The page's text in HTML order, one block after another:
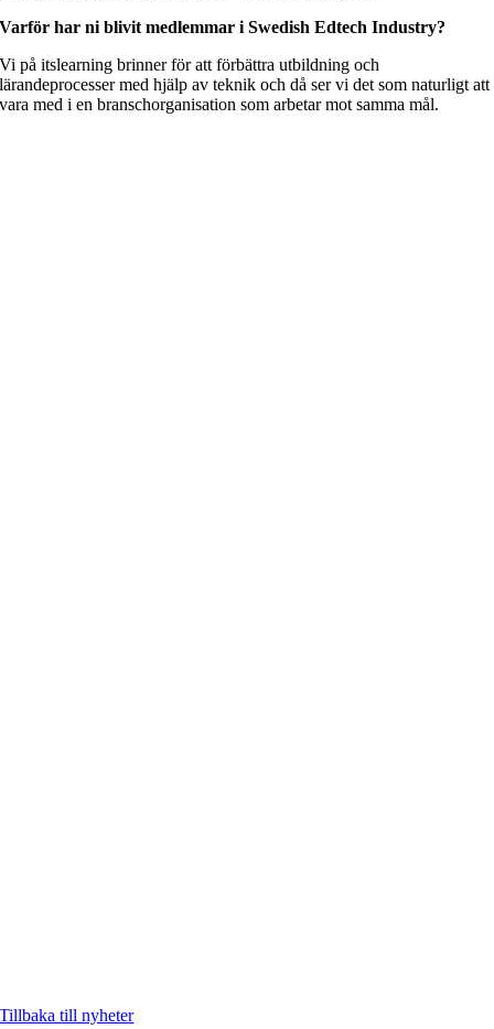
Varför har ni blivit medlemmar i Swedish Edtech Industry?
Vi på itslearning brinner för att förbättra utbildning och
lärandeprocesser med hjälp av teknik och då ser vi det som naturligt att
vara med i en branschorganisation som arbetar mot samma mål.
Tillbaka till nyheter